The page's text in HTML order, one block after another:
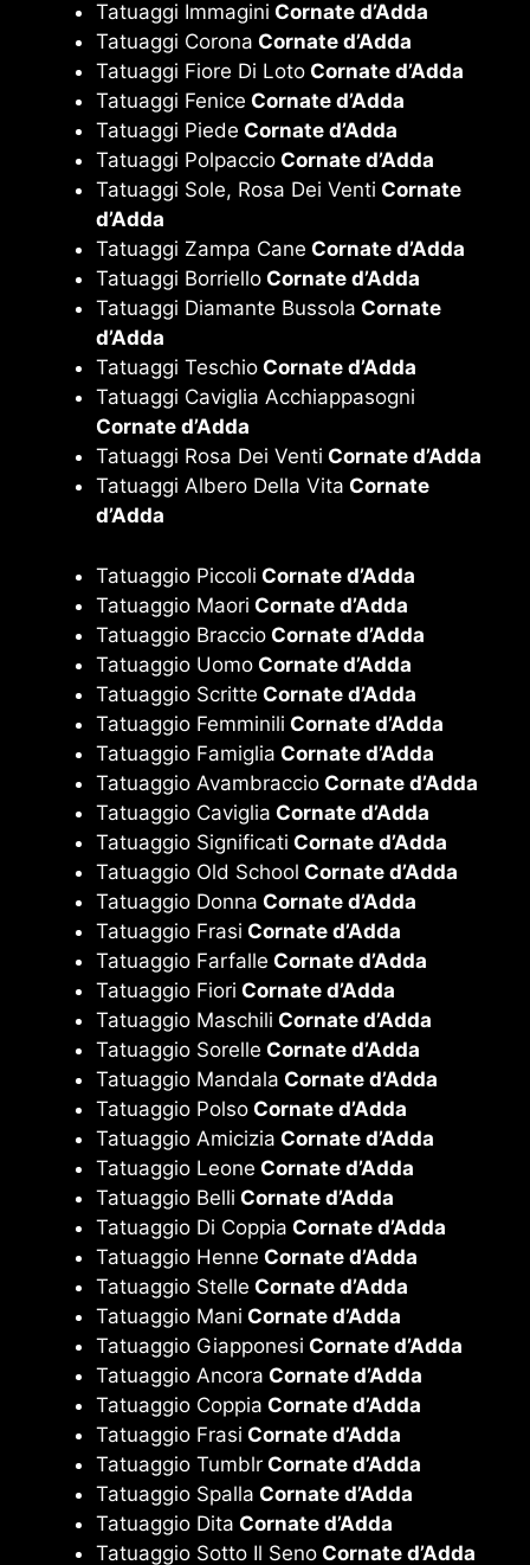
Tatuaggi Immagini Cornate d’Adda
Tatuaggi Corona Cornate d’Adda
Tatuaggi Fiore Di Loto Cornate d’Adda
Tatuaggi Fenice Cornate d’Adda
Tatuaggi Piede Cornate d’Adda
Tatuaggi Polpaccio Cornate d’Adda
Tatuaggi Sole, Rosa Dei Venti Cornate
d’Adda
Tatuaggi Zampa Cane Cornate d’Adda
Tatuaggi Borriello Cornate d’Adda
Tatuaggi Diamante Bussola Cornate
d’Adda
Tatuaggi Teschio Cornate d’Adda
Tatuaggi Caviglia Acchiappasogni
Cornate d’Adda
Tatuaggi Rosa Dei Venti Cornate d’Adda
Tatuaggi Albero Della Vita Cornate
d’Adda
Tatuaggio Piccoli Cornate d’Adda
Tatuaggio Maori Cornate d’Adda
Tatuaggio Braccio Cornate d’Adda
Tatuaggio Uomo Cornate d’Adda
Tatuaggio Scritte Cornate d’Adda
Tatuaggio Femminili Cornate d’Adda
Tatuaggio Famiglia Cornate d’Adda
Tatuaggio Avambraccio Cornate d’Adda
Tatuaggio Caviglia Cornate d’Adda
Tatuaggio Significati Cornate d’Adda
Tatuaggio Old School Cornate d’Adda
Tatuaggio Donna Cornate d’Adda
Tatuaggio Frasi Cornate d’Adda
Tatuaggio Farfalle Cornate d’Adda
Tatuaggio Fiori Cornate d’Adda
Tatuaggio Maschili Cornate d’Adda
Tatuaggio Sorelle Cornate d’Adda
Tatuaggio Mandala Cornate d’Adda
Tatuaggio Polso Cornate d’Adda
Tatuaggio Amicizia Cornate d’Adda
Tatuaggio Leone Cornate d’Adda
Tatuaggio Belli Cornate d’Adda
Tatuaggio Di Coppia Cornate d’Adda
Tatuaggio Henne Cornate d’Adda
Tatuaggio Stelle Cornate d’Adda
Tatuaggio Mani Cornate d’Adda
Tatuaggio Giapponesi Cornate d’Adda
Tatuaggio Ancora Cornate d’Adda
Tatuaggio Coppia Cornate d’Adda
Tatuaggio Frasi Cornate d’Adda
Tatuaggio Tumblr Cornate d’Adda
Tatuaggio Spalla Cornate d’Adda
Tatuaggio Dita Cornate d’Adda
Tatuaggio Sotto Il Seno Cornate d’Adda